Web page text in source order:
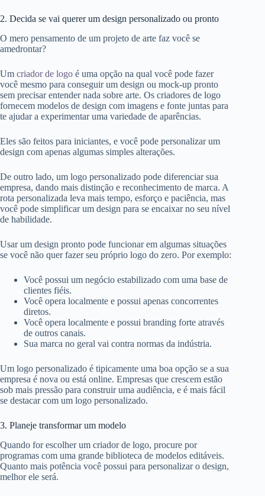
2. Decida se vai querer um design personalizado ou pronto
O mero pensamento de um projeto de arte faz você se
amedrontar?
Um criador de logo é uma opção na qual você pode fazer
você mesmo para conseguir um design ou mock-up pronto
sem precisar entender nada sobre arte. Os criadores de logo
fornecem modelos de design com imagens e fonte juntas para
te ajudar a experimentar uma variedade de aparências.
Eles são feitos para iniciantes, e você pode personalizar um
design com apenas algumas simples alterações.
De outro lado, um logo personalizado pode diferenciar sua
empresa, dando mais distinção e reconhecimento de marca. A
rota personalizada leva mais tempo, esforço e paciência, mas
você pode simplificar um design para se encaixar no seu nível
de habilidade.
Usar um design pronto pode funcionar em algumas situações
se você não quer fazer seu próprio logo do zero. Por exemplo:
Você possui um negócio estabilizado com uma base de
clientes fiéis.
Você opera localmente e possui apenas concorrentes
diretos.
Você opera localmente e possui branding forte através
de outros canais.
Sua marca no geral vai contra normas da indústria.
Um logo personalizado é tipicamente uma boa opção se a sua
empresa é nova ou está online. Empresas que crescem estão
sob mais pressão para construir uma audiência, e é mais fácil
se destacar com um logo personalizado.
3. Planeje transformar um modelo
Quando for escolher um criador de logo, procure por
programas com uma grande biblioteca de modelos editáveis.
Quanto mais potência você possui para personalizar o design,
melhor ele será.